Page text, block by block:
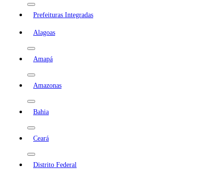
Prefeituras Integradas
Alagoas
Amapá
Amazonas
Bahia
Ceará
Distrito Federal